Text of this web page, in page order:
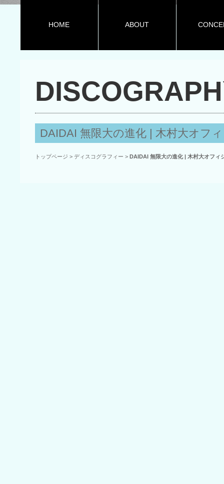
HOME ABOUT
DAIDAI 無限大の進化 | 木村大オフ
トップページ > ディスコグラフィー > DAIDAI 無限大の進化 | 木村大オフィ